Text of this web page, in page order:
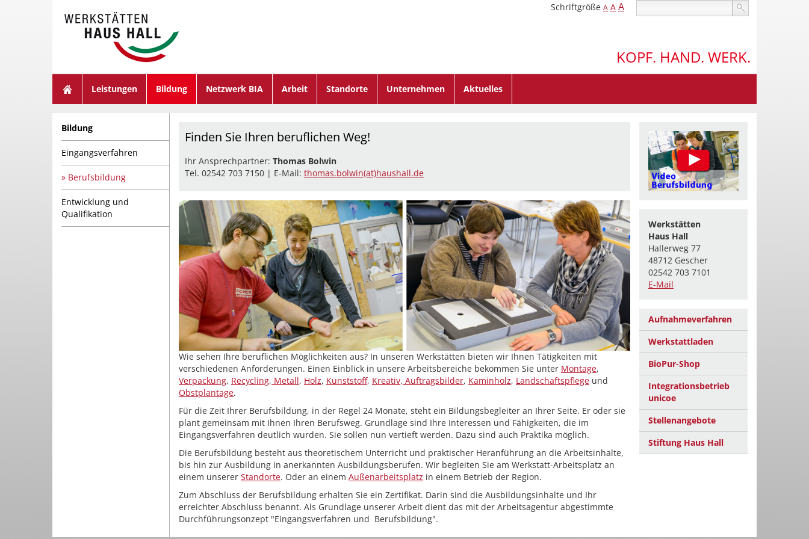
Schriftgröße A A A
KOPF. HAND. WERK.
Leistungen Bildung Netzwerk BIA Arbeit Standorte Unternehmen Aktuelles
Bildung
Eingangsverfahren
Berufsbildung
Entwicklung und
Qualifikation
Finden Sie Ihren beruflichen Weg!
Ihr Ansprechpartner: Thomas Bolwin
Tel. 02542 703 7150 | E-Mail: thomas.bolwin(at)haushall.de
Wie sehen Ihre beruflichen Möglichkeiten aus? In unseren Werkstätten bieten wir Ihnen Tätigkeiten mit
verschiedenen Anforderungen. Einen Einblick in unsere Arbeitsbereiche bekommen Sie unter Montage,
Verpackung, Recycling, Metall, Holz, Kunststoff, Kreativ, Auftragsbilder, Kaminholz, Landschaftspflege und
Obstplantage.
Für die Zeit Ihrer Berufsbildung, in der Regel 24 Monate, steht ein Bildungsbegleiter an Ihrer Seite. Er oder sie
plant gemeinsam mit Ihnen Ihren Berufsweg. Grundlage sind Ihre Interessen und Fähigkeiten, die im
Eingangsverfahren deutlich wurden. Sie sollen nun vertieft werden. Dazu sind auch Praktika möglich.
Die Berufsbildung besteht aus theoretischem Unterricht und praktischer Heranführung an die Arbeitsinhalte,
bis hin zur Ausbildung in anerkannten Ausbildungsberufen. Wir begleiten Sie am Werkstatt-Arbeitsplatz an
einem unserer Standorte. Oder an einem Außenarbeitsplatz in einem Betrieb der Region.
Zum Abschluss der Berufsbildung erhalten Sie ein Zertifikat. Darin sind die Ausbildungsinhalte und Ihr
erreichter Abschluss benannt. Als Grundlage unserer Arbeit dient das mit der Arbeitsagentur abgestimmte
Durchführungsonzept "Eingangsverfahren und Berufsbildung".
Werkstätten
Haus Hall
Hallerweg 77
48712 Gescher
02542 703 7101
E-Mail
Aufnahmeverfahren
Werkstattladen
BioPur-Shop
Integrationsbetrieb
unicoe
Stellenangebote
Stiftung Haus Hall